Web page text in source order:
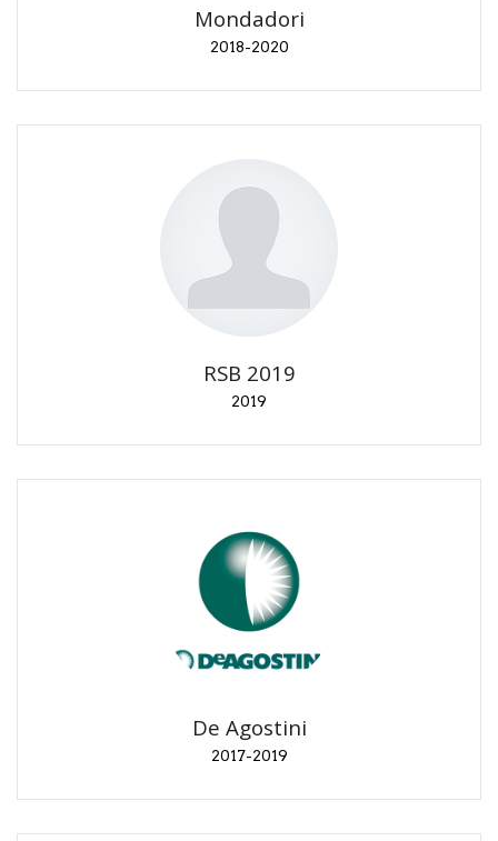
Mondadori
2018-2020
RSB 2019
2019
RSB 2019
Conferenze "Star Wars… non solo film" e "Un
De Agostini
2017-2019
De Agostini
2017-2019
Campagne social "Costruisci il tuo Millenium
Falcon", "Costruisci il tuo R2-D2", "Caschi da